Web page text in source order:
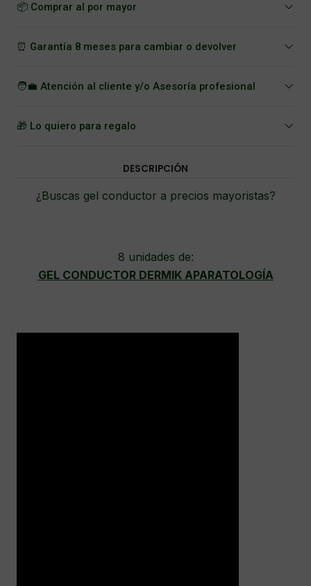
📦 Comprar al por mayor
⏰ Garantía 8 meses para cambiar o devolver
🧑‍💼 Atención al cliente y/o Asesoría profesional
🎁 Lo quiero para regalo
DESCRIPCIÓN
¿Buscas gel conductor a precios mayoristas?
8 unidades de:
GEL CONDUCTOR DERMIK APARATOLOGÍA